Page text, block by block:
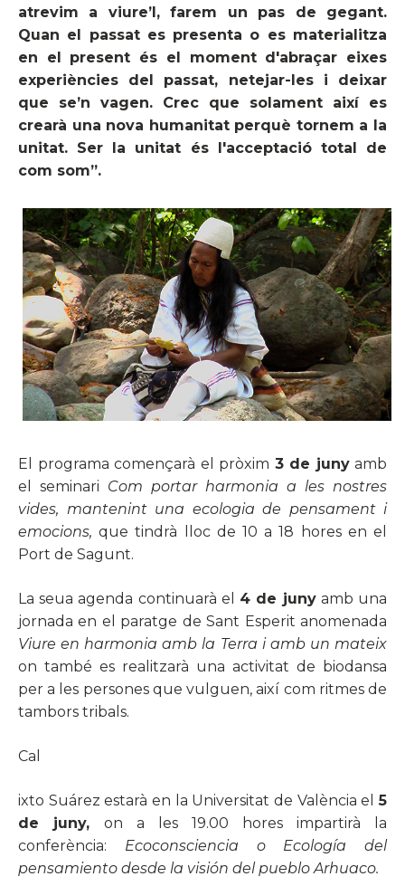
atrevim a viure’l, farem un pas de gegant.
Quan el passat es presenta o es materialitza
en el present és el moment d'abraçar eixes
experiències del passat, netejar-les i deixar
que se’n vagen. Crec que solament així es
crearà una nova humanitat perquè tornem a la
unitat. Ser la unitat és l'acceptació total de
com som”.
El programa començarà el pròxim 3 de junyamb
el seminari Com portar harmonia a les nostres
vides, mantenint una ecologia de pensament i
emocions, que tindrà lloc de 10 a 18 hores en el
Port de Sagunt.
La seua agenda continuarà el 4 de junyamb una
jornada en el paratge de Sant Esperit anomenada
Viure en harmonia amb la Terra i amb un mateix
on també es realitzarà una activitat de biodansa
per a les persones que vulguen, així com ritmes de
tambors tribals.
Cal
ixto Suárez estarà en la Universitat de València el5
de juny, on a les 19.00 hores impartirà la
conferència: Ecoconsciencia o Ecología del
pensamiento desde la visión del pueblo Arhuaco.